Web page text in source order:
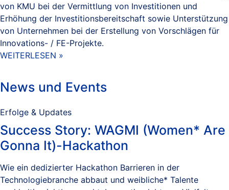
von KMU bei der Vermittlung von Investitionen und
Erhöhung der Investitionsbereitschaft sowie Unterstützung
von Unternehmen bei der Erstellung von Vorschlägen für
Innovations- / FE-Projekte.
WEITERLESEN »
News und Events
Erfolge & Updates
Success Story: WAGMI (Women* Are
Gonna It)-Hackathon
Wie ein dedizierter Hackathon Barrieren in der
Technologiebranche abbaut und weibliche* Talente